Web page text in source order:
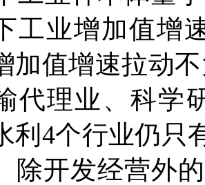
工业增加值增
加值增速拉动
代理业、科学
利 4个行业仍只
除开发经营外的